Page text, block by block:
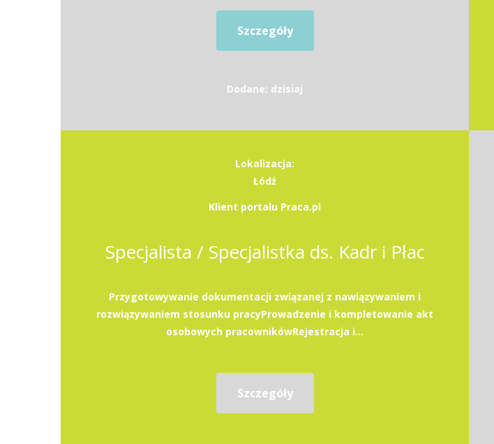
Szczegóły
Dodane: dzisiaj
Lokalizacja:
Łódź
Klient portalu Praca.pl
Specjalista / Specjalistka ds. Kadr i Płac
Przygotowywanie dokumentacji związanej z nawiązywaniem i
rozwiązywaniem stosunku pracyProwadzenie i kompletowanie akt
osobowych pracownikówRejestracja i...
Szczegóły